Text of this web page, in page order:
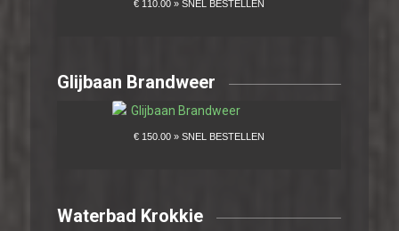
Glijbaan Brandweer
Waterbad Krokkie